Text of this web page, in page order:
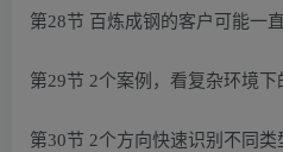
第28节 百炼成钢的客户可能一
第29节 2个案例，看复杂环境下
第30节 2个方向快速识别不同类